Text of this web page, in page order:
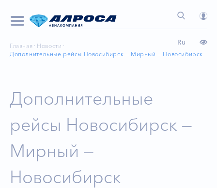
Ru
Главная
Новости
Дополнительные рейсы Новосибирск — Мирный — Новосибирск
Дополнительные
рейсы Новосибирск —
Мирный —
Новосибирск